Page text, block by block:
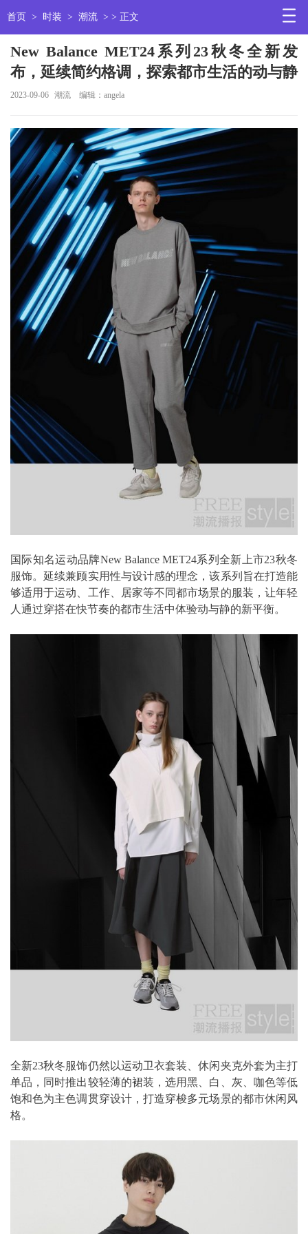
首页 > 时装 > 潮流 > > 正文
New Balance MET24系列23秋冬全新发
布，延续简约格调，探索都市生活的动与静
2023-09-06 潮流 编辑：angela
国际知名运动品牌New Balance MET24系列全新上市23秋冬
服饰。延续兼顾实用性与设计感的理念，该系列旨在打造能
够适用于运动、工作、居家等不同都市场景的服装，让年轻
人通过穿搭在快节奏的都市生活中体验动与静的新平衡。
全新23秋冬服饰仍然以运动卫衣套装、休闲夹克外套为主打
单品，同时推出较轻薄的裙装，选用黑、白、灰、咖色等低
饱和色为主色调贯穿设计，打造穿梭多元场景的都市休闲风
格。